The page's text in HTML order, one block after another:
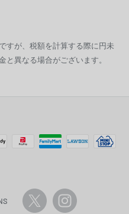
すが、税額を計算する際に円未
と異なる場合がございます。